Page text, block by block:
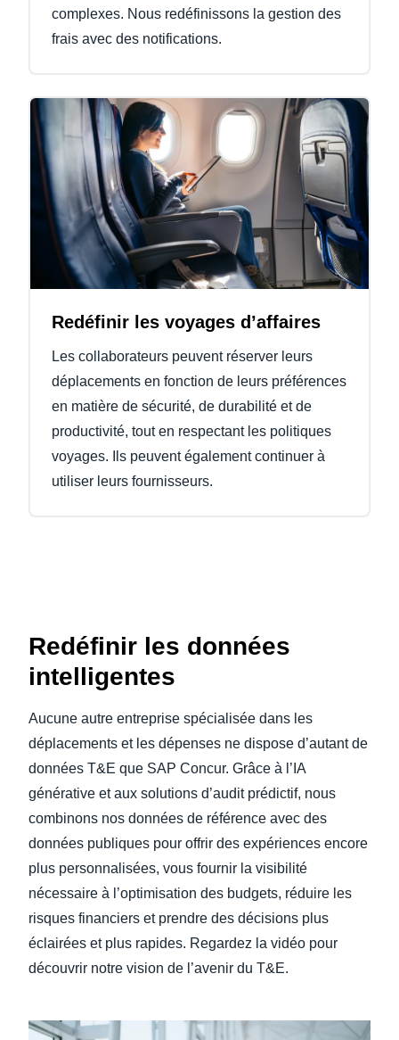
complexes. Nous redéfinissons la gestion des
frais avec des notifications.
Redéfinir les voyages d’affaires
Les collaborateurs peuvent réserver leurs
déplacements en fonction de leurs préférences
en matière de sécurité, de durabilité et de
productivité, tout en respectant les politiques
voyages. Ils peuvent également continuer à
utiliser leurs fournisseurs.
Redéfinir les données
intelligentes
Aucune autre entreprise spécialisée dans les
déplacements et les dépenses ne dispose d’autant de
données T&E que SAP Concur. Grâce à l’IA
générative et aux solutions d’audit prédictif, nous
combinons nos données de référence avec des
données publiques pour offrir des expériences encore
plus personnalisées, vous fournir la visibilité
nécessaire à l’optimisation des budgets, réduire les
risques financiers et prendre des décisions plus
éclairées et plus rapides. Regardez la vidéo pour
découvrir notre vision de l’avenir du T&E.